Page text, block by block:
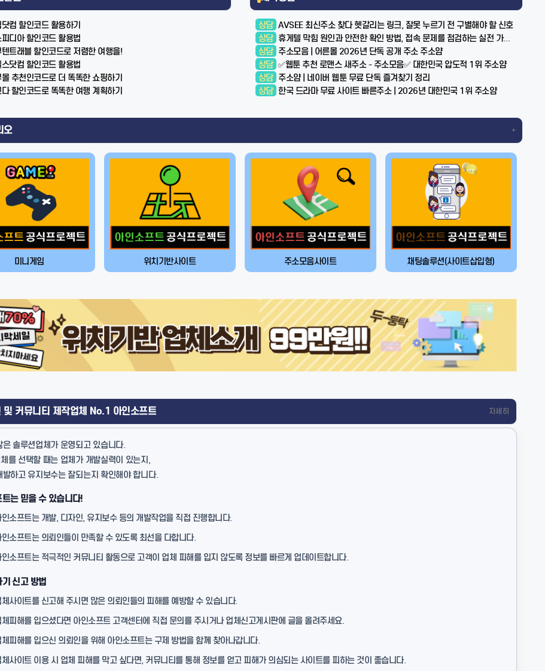
컴 할인코드 활용하기
피디아 할인코드 활용법
텐트래블 할인코드로 저렴한 여행을!
스닷컴 할인코드 활용법
몰 추천인코드로 더 똑똑한 쇼핑하기
다 할인코드로 똑똑한 여행 계획하기
상담 AVSEE 최신주소 찾다 헷갈리는 링크, 잘못 누르기 전 구별해야 할 신호
상담
휴게텔 막힘 원인과 안전한 확인 방법, 접속 문제를 점검하는 실전 가이드
상담 주소모음 | 어른몰 2026년 단독 공개 주소 주소얌
상담 ✅웹툰 추천 로맨스 새주소 - 주소모음✅ 대한민국 압도적 1위 주소얌
상담 주소얌 | 네이버 웹툰 무료 단독 즐겨찾기 정리
상담 한국 드라마 무료 사이트 빠른주소 | 2026년 대한민국 1위 주소얌
오 +
미니게임 위치기반사이트 주소모음사이트 채팅솔루션(사이트삽입형)
및 커뮤니티 제작업체 No.1 아인소프트 자세히
은 솔루션업체가 운영되고 있습니다.
를 선택할 때는 업체가 개발실력이 있는지,
발하고 유지보수는 잘되는지 확인해야 합니다.
는 믿을 수 있습니다!
인소프트는 개발, 디자인, 유지보수 등의 개발작업을 직접 진행합니다.
인소프트는 의뢰인들이 만족할 수 있도록 최선을 다합니다.
인소프트는 적극적인 커뮤니티 활동으로 고객이 업체 피해를 입지 않도록 정보를 빠르게 업데이트합니다.
신고 방법
체사이트를 신고해 주시면 많은 의뢰인들의 피해를 예방할 수 있습니다.
체피해를 입으셨다면 아인소프트 고객센터에 직접 문의를 주시거나 업체신고게시판에 글을 올려주세요.
체피해를 입으신 의뢰인을 위해 아인소프트는 구제 방법을 함께 찾아나갑니다.
체사이트 이용 시 업체 피해를 막고 싶다면, 커뮤니티를 통해 정보를 얻고 피해가 의심되는 사이트를 피하는 것이 좋습니다.